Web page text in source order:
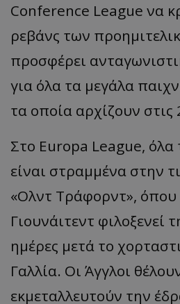
Conference League να
ρεβάνς των
προσφέρει
για όλα τα μεγάλα
τα οποία αρχίζουν στις
Στο Europa League, όλα
είναι στραμμένα στην
«Ολντ Τράφορντ»,
Γιουνάιτεντ φιλοξενεί
ημέρες μετά το
Γαλλία. Οι Άγγλοι
εκμεταλλευτούν την